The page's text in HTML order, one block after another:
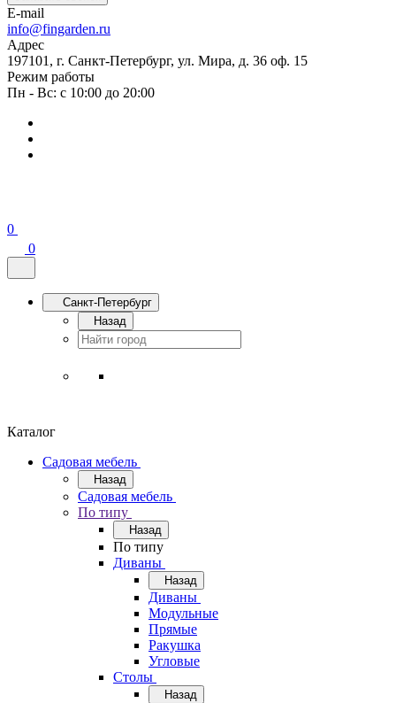
E-mail
info@fingarden.ru
Адрес
197101, г. Санкт-Петербург, ул. Мира, д. 36 оф. 15
Режим работы
Пн - Вс: с 10:00 до 20:00
0
0
Санкт-Петербург
Назад
Каталог
Садовая мебель
Назад
Садовая мебель
По типу
Назад
По типу
Диваны
Назад
Диваны
Модульные
Прямые
Ракушка
Угловые
Столы
Назад